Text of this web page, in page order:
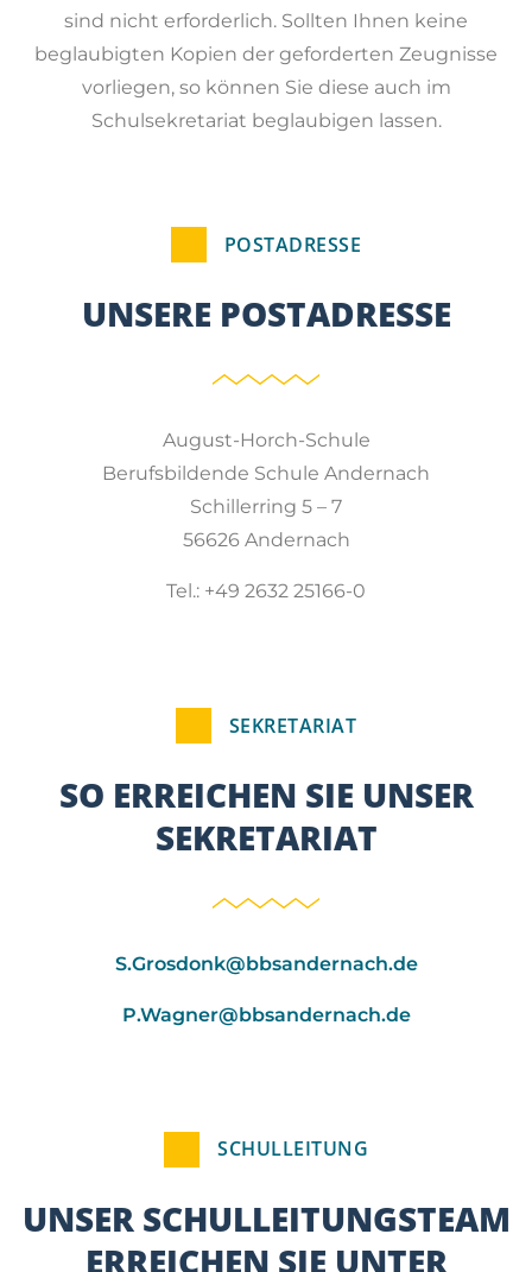
sind nicht erforderlich. Sollten Ihnen keine
beglaubigten Kopien der geforderten Zeugnisse
vorliegen, so können Sie diese auch im
Schulsekretariat beglaubigen lassen.
POSTADRESSE
UNSERE POSTADRESSE
August-Horch-Schule
Berufsbildende Schule Andernach
Schillerring 5 – 7
56626 Andernach
Tel.: +49 2632 25166-0
SEKRETARIAT
SO ERREICHEN SIE UNSER
SEKRETARIAT
S.Grosdonk@bbsandernach.de
P.Wagner@bbsandernach.de
SCHULLEITUNG
UNSER SCHULLEITUNGSTEAM
ERREICHEN SIE UNTER